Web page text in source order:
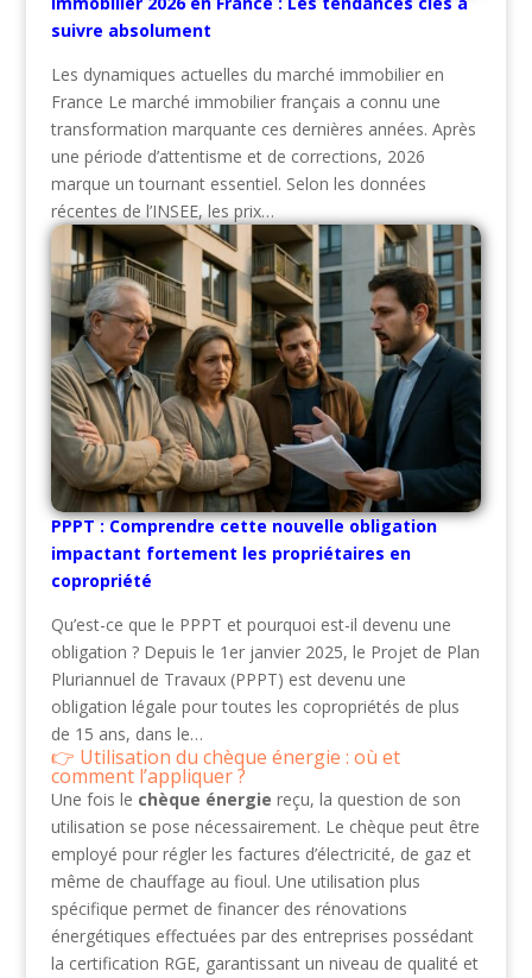
suivre absolument
Les dynamiques actuelles du marché immobilier en
France Le marché immobilier français a connu une
transformation marquante ces dernières années. Après
une période d’attentisme et de corrections, 2026
marque un tournant essentiel. Selon les données
récentes de l’INSEE, les prix…
PPPT : Comprendre cette nouvelle obligation
impactant fortement les propriétaires en
copropriété
Qu’est-ce que le PPPT et pourquoi est-il devenu une
obligation ? Depuis le 1er janvier 2025, le Projet de Plan
Pluriannuel de Travaux (PPPT) est devenu une
obligation légale pour toutes les copropriétés de plus
de 15 ans, dans le…
Utilisation du chèque énergie : où et
comment l’appliquer ?
Une fois le chèque énergie reçu, la question de son
utilisation se pose nécessairement. Le chèque peut être
employé pour régler les factures d’électricité, de gaz et
même de chauffage au fioul. Une utilisation plus
spécifique permet de financer des rénovations
énergétiques effectuées par des entreprises possédant
la certification RGE, garantissant un niveau de qualité et